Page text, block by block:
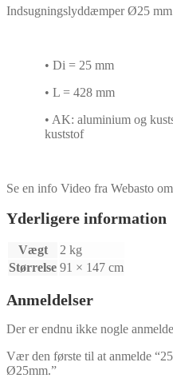
Indsugningslyddæmper Ø25
• Di = 25 mm
• L = 428 mm
• AK: aluminium og
kuststof
Se en info Video fra Webasto
Yderligere information
Vægt
2 kg
Størrelse 91 × 147 cm
Anmeldelser
Der er endnu ikke nogle
Vær den første til at anmelde
Ø25mm.”